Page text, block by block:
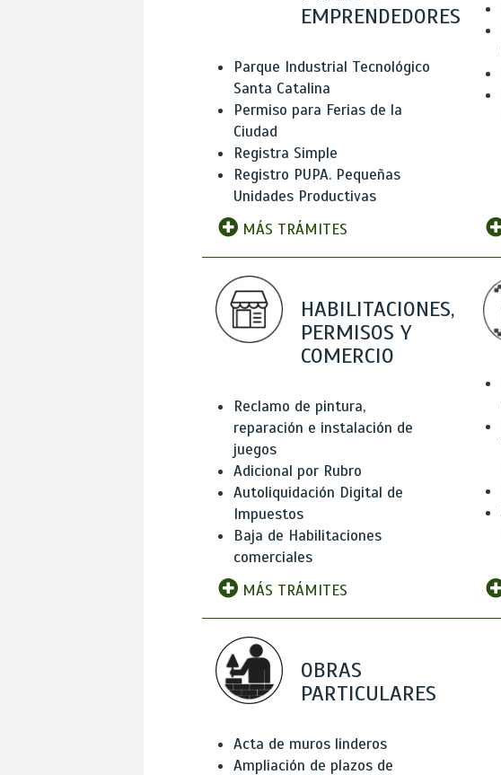
EMPRENDEDORES
Parque Industrial Tecnológico
Santa Catalina
Permiso para Ferias de la
Ciudad
Registra Simple
Registro PUPA. Pequeñas
Unidades Productivas
MÁS TRÁMITES
HABILITACIONES,
PERMISOS Y
COMERCIO
Reclamo de pintura,
reparación e instalación de
juegos
Adicional por Rubro
Autoliquidación Digital de
Impuestos
Baja de Habilitaciones
comerciales
MÁS TRÁMITES
OBRAS
PARTICULARES
Acta de muros linderos
Ampliación de plazos de